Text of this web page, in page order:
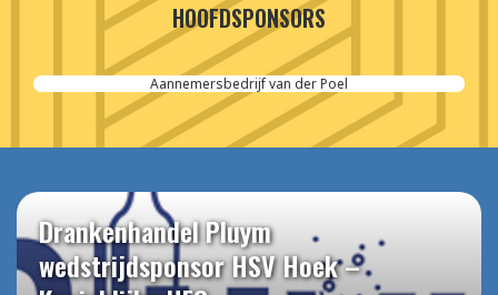
HOOFDSPONSORS
Aannemersbedrijf van der Poel
Drankenhandel Pluym
wedstrijdsponsor HSV Hoek –